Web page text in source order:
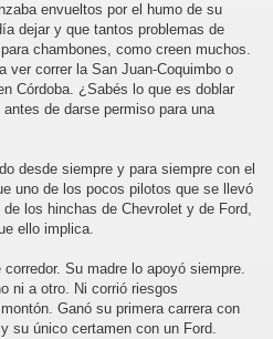
envueltos por el humo de su
dejar y que tantos problemas de
chambones, como creen muchos.
ver correr la San Juan-Coquimbo o
Córdoba. ¿Sabés lo que es doblar
de darse permiso para una
desde siempre y para siempre con el
uno de los pocos pilotos que se llevó
los hinchas de Chevrolet y de Ford,
ello implica.
Su madre lo apoyó siempre.
ni a otro. Ni corrió riesgos
Ganó su primera carrera con
su único certamen con un Ford.